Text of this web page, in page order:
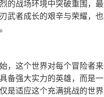
的战场环境中突破重围，
武者成长的艰辛与荣耀，
，这个世界对每个冒险者
备强大实力的英雄，而是
是适应这个充满挑战的世